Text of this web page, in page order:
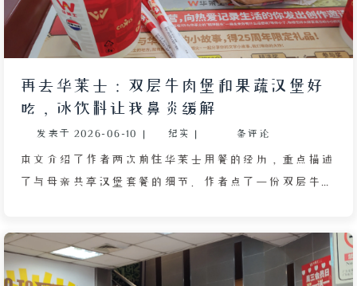
再去华莱士：双层牛肉堡和果蔬汉堡好
吃，冰饮料让我鼻炎缓解
发表于 2026-06-10 | 纪实 | 条评论
本文介绍了作者两次前往华莱士用餐的经历，重点描述
了与母亲共享汉堡套餐的细节。作者点了一份双层牛肉
部分全部让给作者。双层牛肉堡分量充足，面包胚松软
有弹性，两层牛肉饼煎至微焦，搭配番茄酱和生菜，口